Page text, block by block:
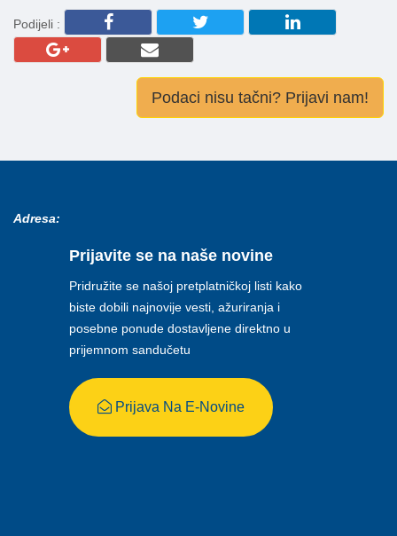
Podijeli :
Podaci nisu tačni? Prijavi nam!
Adresa:
Prijavite se na naše novine
Pridružite se našoj pretplatničkoj listi kako
biste dobili najnovije vesti, ažuriranja i
posebne ponude dostavljene direktno u
prijemnom sandučetu
Prijava Na E-Novine